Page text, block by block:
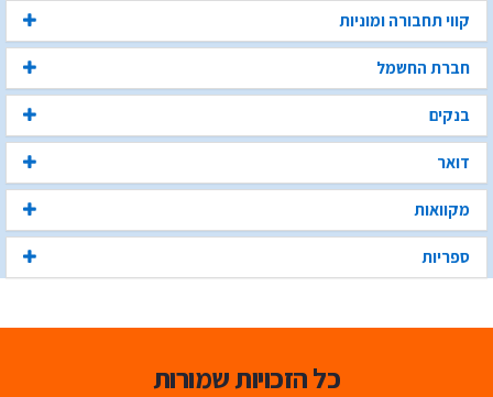
קווי תחבורה ומוניות
חברת החשמל
בנקים
דואר
מקוואות
ספריות
כל הזכויות שמורות